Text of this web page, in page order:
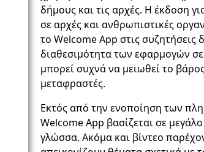
δήμους και τις αρχές. Η έκδοση
σε αρχές και ανθρωπιστικές
το Welcome App στις συζητήσεις
διαθεσιμότητα των εφαρμογών
μπορεί συχνά να μειωθεί το
μεταφραστές.
Εκτός από την ενοποίηση των
Welcome App βασίζεται σε
γλώσσα. Ακόμα και βίντεο